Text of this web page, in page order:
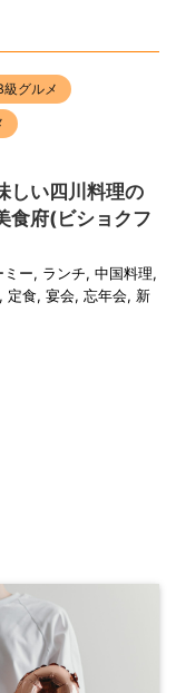
グルメ
しい四川料理の
食府(ビショクフ
ミー, ランチ, 中国料理,
, 定食, 宴会, 忘年会, 新